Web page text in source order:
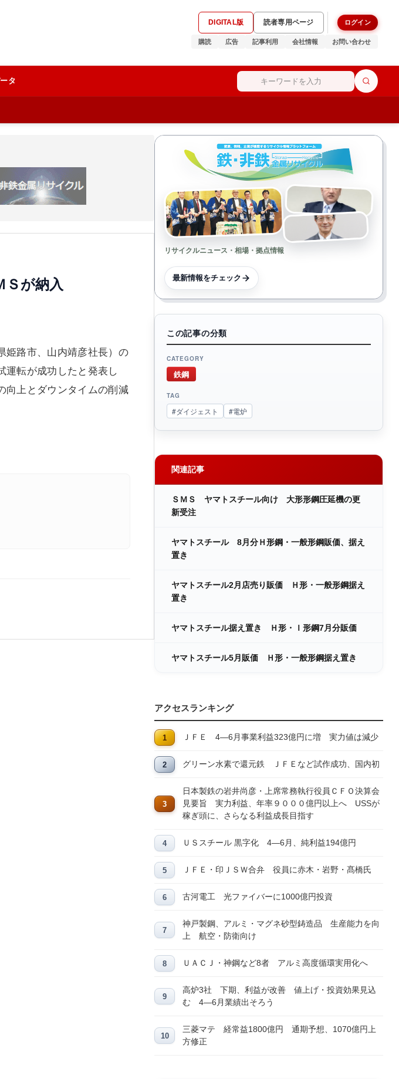
DIGITAL版 読者専用ページ ログイン
購読 広告 記事利用 会社情報 お問い合わせ
タ
が納入
姫路市、山内靖彦社長）の
運転が成功したと発表し
向上とダウンタイムの削減
リサイクルニュース・相場・拠点情報
最新情報をチェック
この記事の分類
CATEGORY
鉄鋼
TAG
#ダイジェスト #電炉
関連記事
ＳＭＳ ヤマトスチール向け 大形形鋼圧延機の更
新受注
ヤマトスチール 8月分Ｈ形鋼・一般形鋼販価、据え
置き
ヤマトスチール2月店売り販価 Ｈ形・一般形鋼据え
置き
ヤマトスチール据え置き Ｈ形・Ｉ形鋼7月分販価
ヤマトスチール5月販価 Ｈ形・一般形鋼据え置き
アクセスランキング
ＪＦＥ 4―6月事業利益323億円に増 実力値は減少
グリーン水素で還元鉄 ＪＦＥなど試作成功、国内初
日本製鉄の岩井尚彦・上席常務執行役員ＣＦＯ決算会
見要旨 実力利益、年率９０００億円以上へ USSが
稼ぎ頭に、さらなる利益成長目指す
ＵＳスチール 黒字化 4―6月、純利益194億円
ＪＦＥ・印ＪＳＷ合弁 役員に赤木・岩野・髙橋氏
古河電工 光ファイバーに1000億円投資
神戸製鋼、アルミ・マグネ砂型鋳造品 生産能力を向
上 航空・防衛向け
ＵＡＣＪ・神鋼など8者 アルミ高度循環実用化へ
高炉3社 下期、利益が改善 値上げ・投資効果見込
む 4―6月業績出そろう
三菱マテ 経常益1800億円 通期予想、1070億円上
方修正